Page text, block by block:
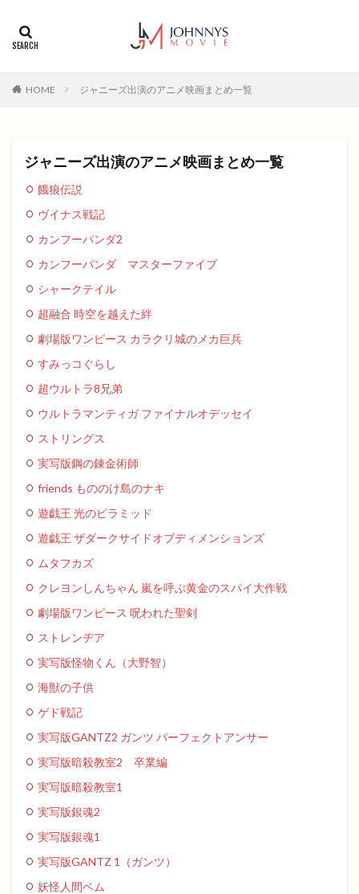
HOME ジャニーズ出演のアニメ映画まとめ一覧
ジャニーズ出演のアニメ映画まとめ一覧
餓狼伝説
ヴイナス戦記
カンフーパンダ2
カンフーパンダ マスターファイブ
シャークテイル
超融合 時空を越えた絆
劇場版ワンピース カラクリ城のメカ巨兵
すみっコぐらし
超ウルトラ8兄弟
ウルトラマンティガ ファイナルオデッセイ
ストリングス
実写版鋼の錬金術師
friends もののけ島のナキ
遊戯王 光のピラミッド
遊戯王 ザダークサイドオブディメンションズ
ムタフカズ
クレヨンしんちゃん 嵐を呼ぶ黄金のスパイ大作戦
劇場版ワンピース 呪われた聖剣
ストレンヂア
実写版怪物くん（大野智）
海獣の子供
ゲド戦記
実写版GANTZ2 ガンツ パーフェクトアンサー
実写版暗殺教室2 卒業編
実写版暗殺教室1
実写版銀魂2
実写版銀魂1
実写版GANTZ 1（ガンツ）
妖怪人間ベム
2019年 アクション
アニメ映画
コメディー映画
ヒューマンドラマ映画
動画無料視聴
恋愛 恋愛映画
無料視聴動画
検索